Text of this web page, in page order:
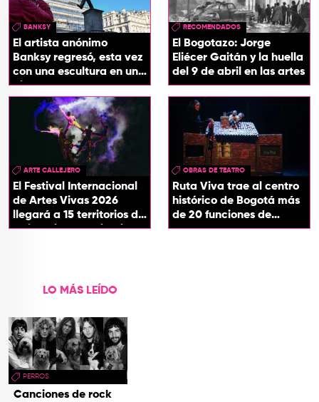
BANKSY
El artista anónimo
Banksy regresó, esta vez
con una escultura en una
plaza de Londres
RECOMENDADOS
El Bogotazo: Jorge
Eliécer Gaitán y la huella
del 9 de abril en las artes
ARTE CALLEJERO
El Festival Internacional
de Artes Vivas 2026
llegará a 15 territorios de
Colombia con ‘Circuitos
OBRAS DE TEATRO
Ruta Viva trae al centro
histórico de Bogotá más
de 20 funciones de
teatro
LO MÁS LEÍDO
PERROS
Canciones de rock